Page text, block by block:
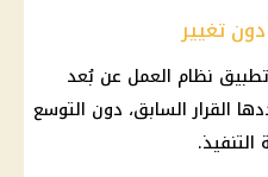
تغيير
تطبيق نظام العمل عن بُعد
القرار السابق، دون التوسع